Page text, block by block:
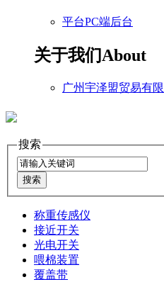
平台PC端后台
关于我们About
广州宇泽盟贸易有
搜索
称重传感仪
接近开关
光电开关
喂棉装置
覆盖带